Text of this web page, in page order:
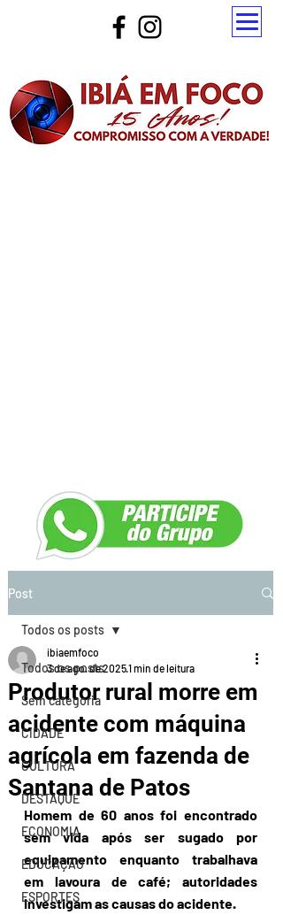
Post
Todos os posts
Sem categoria
CIDADE
CULTURA
DESTAQUE
ECONOMIA
EDUCAÇÃO
ESPORTES
Todos os posts
Produtor rural morre em
acidente com máquina
agrícola em fazenda de
Santana de Patos
ibiaemfoco
3 de ago. de 20251 min de leitura
Homem de 60 anos foi encontrado
sem vida após ser sugado por
equipamento enquanto trabalhava
em lavoura de café; autoridades
investigam as causas do acidente.